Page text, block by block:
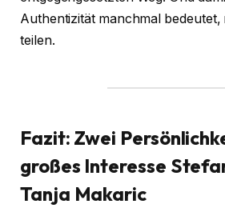
Authentizität manchmal bedeutet,
teilen.
Fazit: Zwei
großes Interesse
Tanja Makaric